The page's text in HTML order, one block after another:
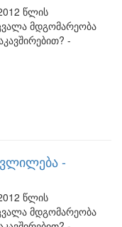
წლის
მდგომარეობა
-
-
წლის
მდგომარეობა